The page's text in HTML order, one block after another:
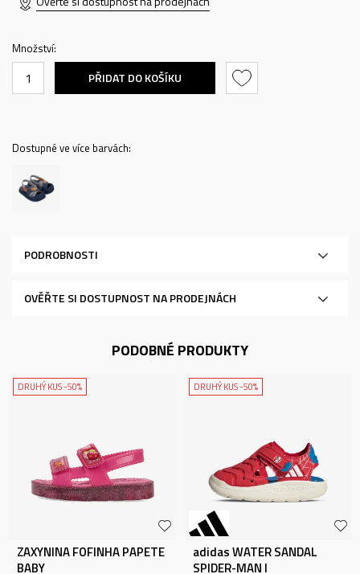
Množství:
PŘIDAT DO KOŠÍKU
Dostupné ve více barvách:
PODROBNOSTI
OVĚŘTE SI DOSTUPNOST NA PRODEJNÁCH
PODOBNÉ PRODUKTY
DRUHÝ KUS -50%
ZAXYNINA FOFINHA PAPETE
BABY
DRUHÝ KUS -50%
adidas WATER SANDAL
SPIDER-MAN I